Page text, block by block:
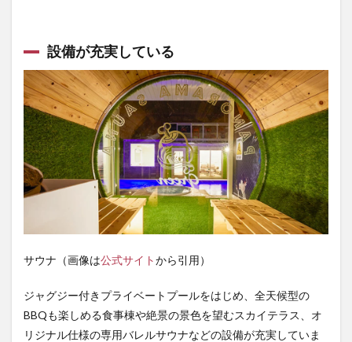
設備が充実している
サウナ（画像は公式サイトから引用）
ジャグジー付きプライベートプールをはじめ、全天候型の
BBQも楽しめる食事棟や絶景の景色を望むスカイテラス、オ
リジナル仕様の専用バレルサウナなどの設備が充実していま